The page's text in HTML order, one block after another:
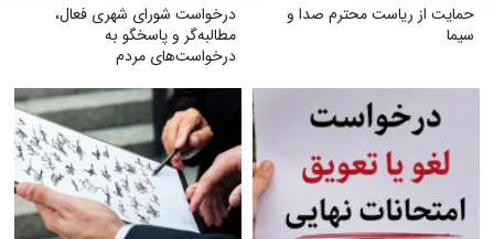
حمایت از ریاست محترم صدا و
سیما
درخواست شورای شهری فعال،
مطالبه‌گر و پاسخگو به
درخواست‌های مردم